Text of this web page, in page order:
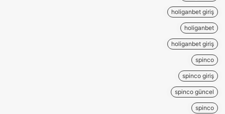
holiganbet giriş
holiganbet
holiganbet giriş
spinco
spinco giriş
spinco güncel
spinco